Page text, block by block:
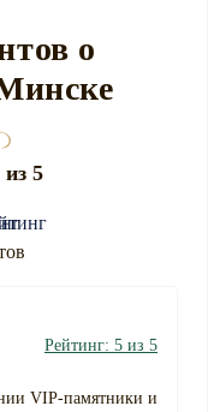
о
5
Рейтинг: 5 из 5
VIP-памятники и